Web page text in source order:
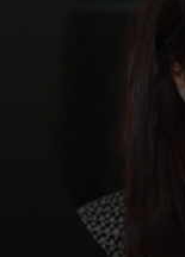
Nieuws